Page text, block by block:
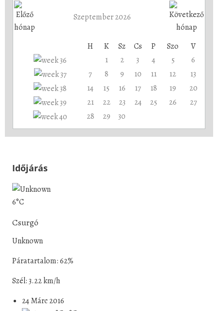
Szeptember 2026
H K Sz Cs P Szo
V
1
2 3 4 5
6
7
8 9 10 11 12
13
14
15 16 17 18 19
20
21
22 23 24 25 26
27
28
29 30
Időjárás
6°C
Csurgó
Unknown
Páratartalom: 62%
Szél: 3.22 km/h
24 Márc 2016